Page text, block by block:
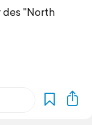
"North